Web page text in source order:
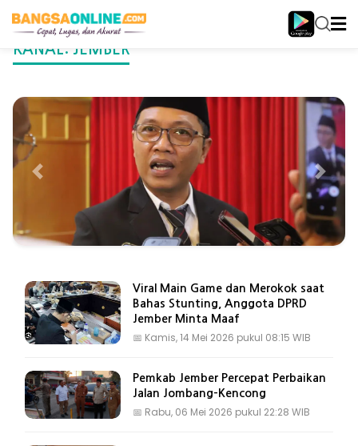
KANAL: JEMBER
Kamis, 06 Agustus 2026 pukul 18:39 WIB
Pemkab Jember Perpanjang
Kontrak 8.236 PPPK Paruh
Waktu, SK Baru Ditarget
Rampung September
Viral Main Game dan Merokok saat
Bahas Stunting, Anggota DPRD
Jember Minta Maaf
📅 Kamis, 14 Mei 2026 pukul 08:15 WIB
Pemkab Jember Percepat Perbaikan
Jalan Jombang-Kencong
📅 Rabu, 06 Mei 2026 pukul 22:28 WIB